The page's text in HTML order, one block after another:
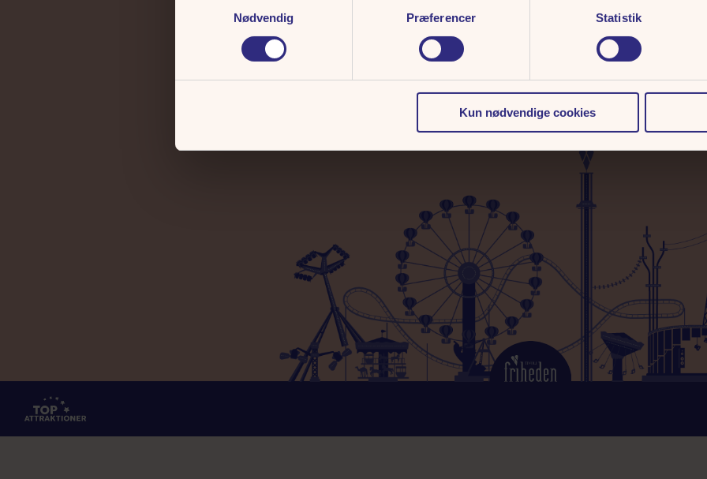
Nødvendig
Præferencer Statistik
Kun nødvendige cookies